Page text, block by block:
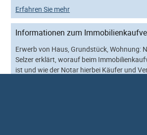
Erfahren Sie mehr
Informationen zum
Erwerb von Haus, Grundstück, Wohnung:
Selzer erklärt, worauf beim
ist und wie der Notar hierbei Käufer und